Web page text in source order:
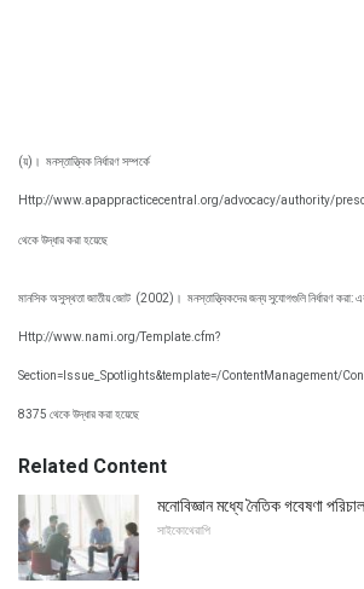
(য়)। মনস্তাত্ত্বিক নির্ধারণ সম্পর্কে
Http://www.apappracticecentral.org/advocacy/authority/
থেকে উদ্ধার করা হয়েছে
মানসিক অসুস্থতা জাতীয় জোট (2002)। মনস্তাত্ত্বিকদের জন্য সুযোগগুলি নির্ধারণ করা:
Http://www.nami.org/Template.cfm?
Section=Issue_Spotlights&template=/ContentManagement/
8375 থেকে উদ্ধার করা হয়েছে
Related Content
মনোবিজ্ঞান মধ্যে নৈতিক গবেষণা
সাইকোথেরাপি